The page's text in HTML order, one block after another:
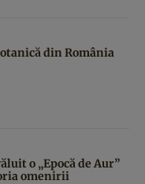
din România
o „Epocă de Aur”
omenirii